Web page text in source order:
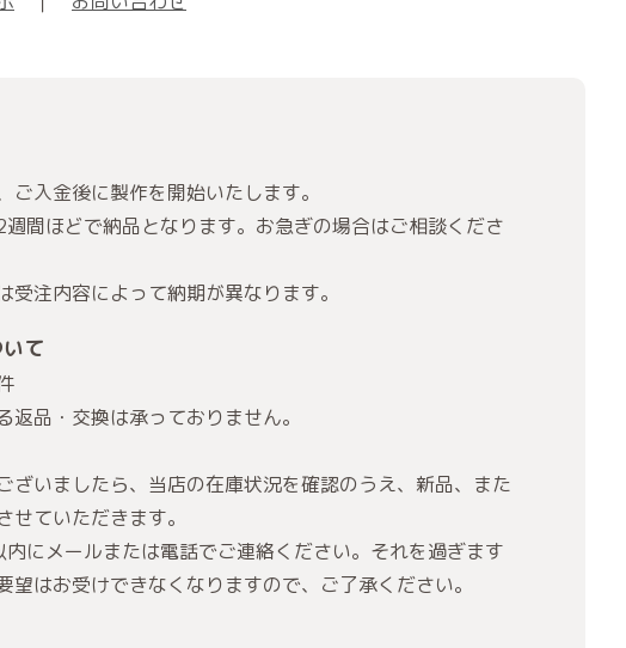
ご入金後に製作を開始いたします。
週間ほどで納品となります。お急ぎの場合はご相談くださ
受注内容によって納期が異なります。
て
返品・交換は承っておりません。
ざいましたら、当店の在庫状況を確認のうえ、新品、また
せていただきます。
にメールまたは電話でご連絡ください。それを過ぎます
望はお受けできなくなりますので、ご了承ください。